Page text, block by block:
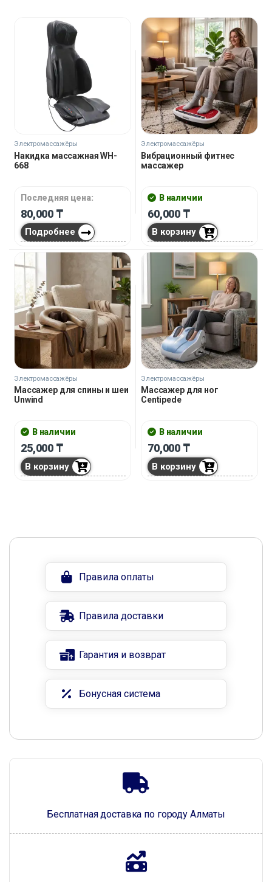
Электромассажёры
Накидка массажная WH-
668
Последняя цена:
80,000 ₸
Подробнее
Электромассажёры
Вибрационный фитнес
массажер
В наличии
60,000 ₸
В корзину
Электромассажёры
Массажер для спины и шеи
Unwind
В наличии
25,000 ₸
В корзину
Электромассажёры
Массажер для ног
Centipede
В наличии
70,000 ₸
В корзину
Бесплатная доставка по городу Алматы
Правила оплаты
Правила доставки
Гарантия и возврат
Бонусная система